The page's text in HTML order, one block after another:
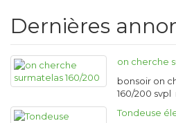
Dernières
on cherche
bonsoir on
160/200 svpl
Tondeuse